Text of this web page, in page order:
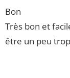
Bon
Très bon et
être un peu